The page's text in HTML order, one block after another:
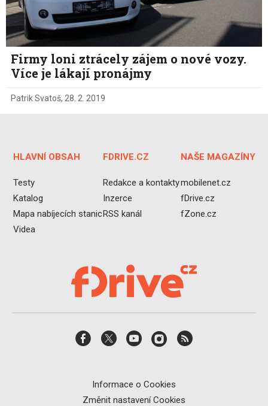
Firmy loni ztrácely zájem o nové vozy.
Více je lákají pronájmy
Patrik Svatoš, 28. 2. 2019
HLAVNÍ OBSAH
Testy
Katalog
Mapa nabíjecích stanic
Videa
FDRIVE.CZ
Redakce a kontakty
Inzerce
RSS kanál
NAŠE MAGAZÍNY
mobilenet.cz
fDrive.cz
fZone.cz
Informace o Cookies
Změnit nastavení Cookies